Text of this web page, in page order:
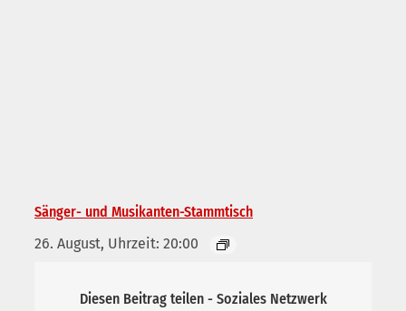
Sänger- und Musikanten-Stammtisch
26. August, Uhrzeit: 20:00
Diesen Beitrag teilen - Soziales Netzwerk